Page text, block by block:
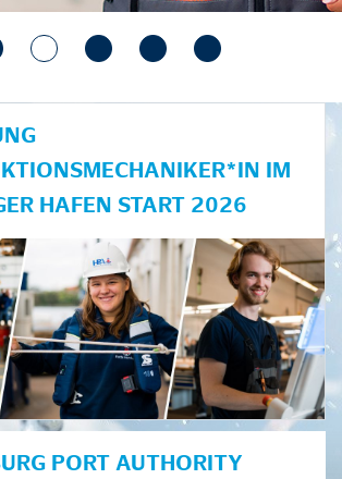
IM
HAFEN START 2026
PORT AUTHORITY